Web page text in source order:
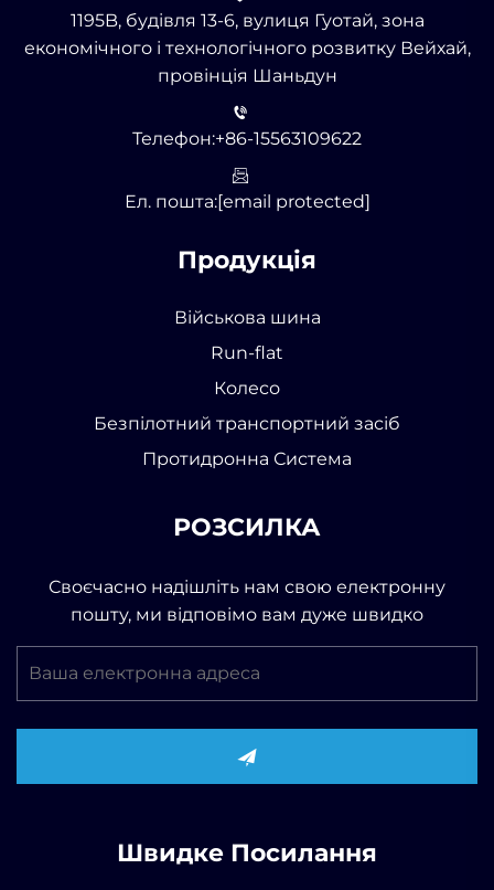
1195B, будівля 13-6, вулиця Гуотай, зона
економічного і технологічного розвитку Вейхай,
провінція Шаньдун
Телефон:+86-15563109622
Ел. пошта:[email protected]
Продукція
Військова шина
Run-flat
Колесо
Безпілотний транспортний засіб
Протидронна Система
РОЗСИЛКА
Своєчасно надішліть нам свою електронну
пошту, ми відповімо вам дуже швидко
Швидке Посилання